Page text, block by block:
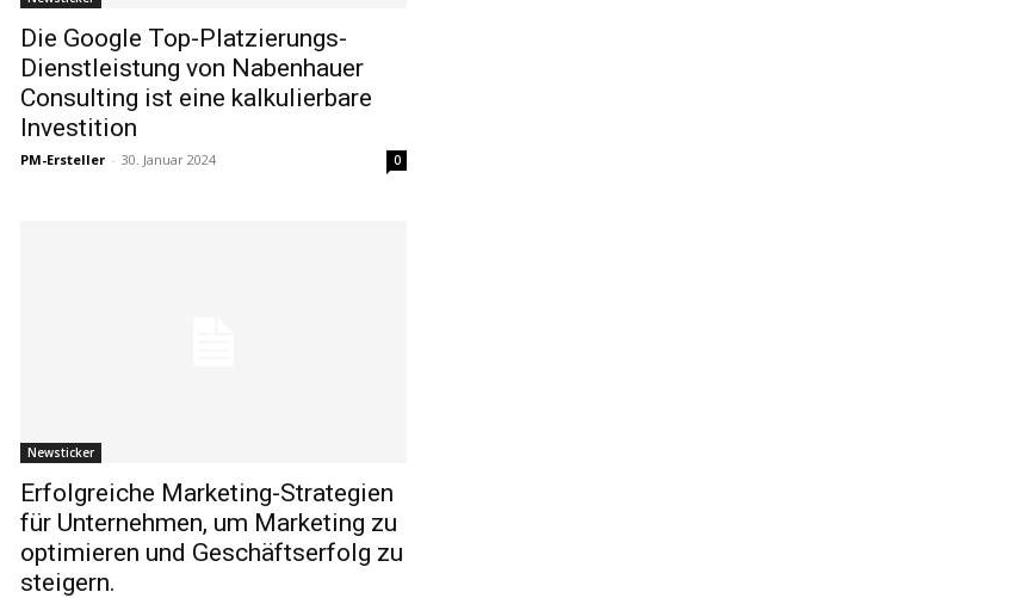
Die Google Top-Platzierungs-
Dienstleistung von Nabenhauer
Consulting ist eine kalkulierbare
Investition
PM-Ersteller - 30. Januar 2024 0
Newsticker
Erfolgreiche Marketing-Strategien
für Unternehmen, um Marketing zu
optimieren und Geschäftserfolg zu
steigern.